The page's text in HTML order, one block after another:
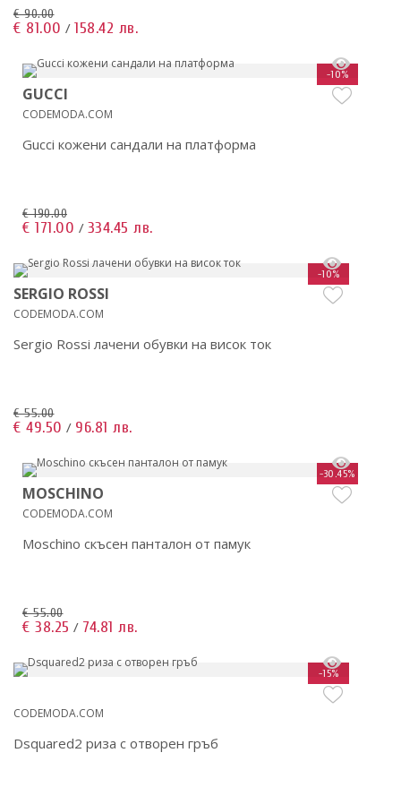
€ 90.00
€ 81.00 / 158.42 лв.
-10%
GUCCI
CODEMODA.COM
Gucci кожени сандали на платформа
€ 190.00
€ 171.00 / 334.45 лв.
-10%
SERGIO ROSSI
CODEMODA.COM
Sergio Rossi лачени обувки на висок ток
€ 55.00
€ 49.50 / 96.81 лв.
-30.45%
MOSCHINO
CODEMODA.COM
Moschino скъсен панталон от памук
€ 55.00
€ 38.25 / 74.81 лв.
-15%
CODEMODA.COM
Dsquared2 риза с отворен гръб